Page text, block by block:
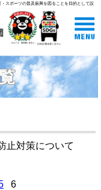
スポーツの普及振興を図ることを目的として設
止対策について
6